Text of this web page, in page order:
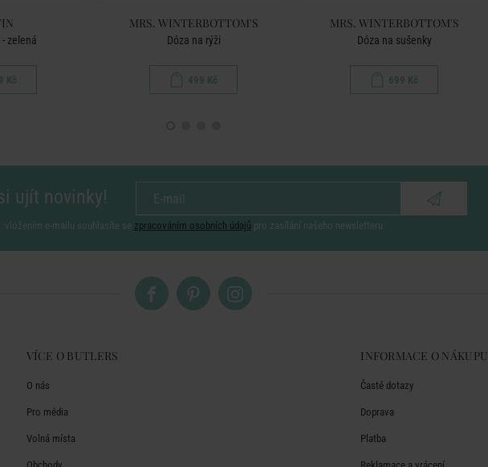
zelená
Kč
MRS. WINTERBOTTOM'S
Dóza na rýži
499 Kč
MRS. WINTERBOTTOM'S
Dóza na sušenky
699 Kč
ujít novinky!
vložením e-mailu souhlasíte se zpracováním osobních údajů pro zasílání našeho newsletteru
VÍCE O BUTLERS
O nás
Pro média
Volná místa
INFORMACE O NÁKUPU
Časté dotazy
Doprava
Platba